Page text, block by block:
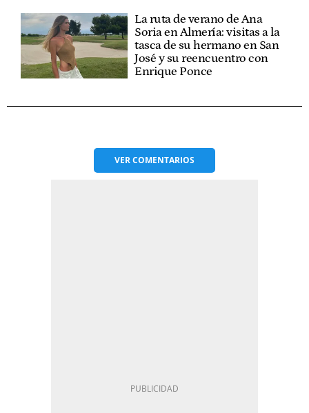
La ruta de verano de Ana
Soria en Almería: visitas a la
tasca de su hermano en San
José y su reencuentro con
Enrique Ponce
VERCOMENTARIOS